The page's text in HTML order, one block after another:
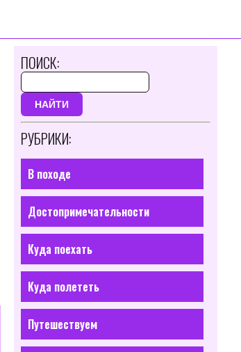
ПОИСК:
НАЙТИ
РУБРИКИ:
В походе
Достопримечательности
Куда поехать
Куда полететь
Путешествуем